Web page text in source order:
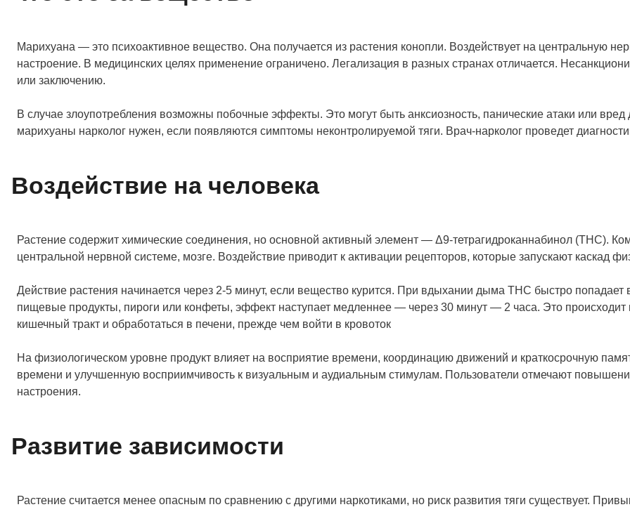
Марихуана — это психоактивное вещество. Она получается из растения конопли. Воздействует на центральную
настроение. В медицинских целях применение ограничено. Легализация в разных странах отличается.
или заключению.
В случае злоупотребления возможны побочные эффекты. Это могут быть анксиозность, панические атаки или вред
марихуаны нарколог нужен, если появляются симптомы неконтролируемой тяги. Врач-нарколог проведет
Воздействие на человека
Растение содержит химические соединения, но основной активный элемент — Δ9-тетрагидроканнабинол (THC).
центральной нервной системе, мозге. Воздействие приводит к активации рецепторов, которые запускают каскад
Действие растения начинается через 2-5 минут, если вещество курится. При вдыхании дыма THC быстро попадает
пищевые продукты, пироги или конфеты, эффект наступает медленнее — через 30 минут — 2 часа. Это происходит
кишечный тракт и обработаться в печени, прежде чем войти в кровоток
На физиологическом уровне продукт влияет на восприятие времени, координацию движений и краткосрочную
времени и улучшенную восприимчивость к визуальным и аудиальным стимулам. Пользователи отмечают
настроения.
Развитие зависимости
Растение считается менее опасным по сравнению с другими наркотиками, но риск развития тяги существует.